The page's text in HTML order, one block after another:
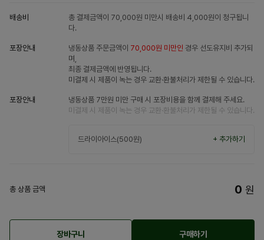
배송비
총 결제금액이 70,000원 미만시 배송비 4,000원이 청구됩니
다.
포장안내 냉동상품 주문금액이 70,000원 미만인 경우 선도유지비 추가되
며,
최종 결제금액에 반영됩니다.
미결제 시 제품이 녹는 경우 교환·환불처리가 제한될 수 있습니다.
포장안내
냉동상품 7만원 미만 구매 시 포장비용을 함께 결제해 주세요.
미결제 시 제품이 녹는 경우 교환·환불처리가 제한될 수 있습니다.
드라이아이스(500원) + 추가하기
총 상품 금액 0 원
장바구니 구매하기